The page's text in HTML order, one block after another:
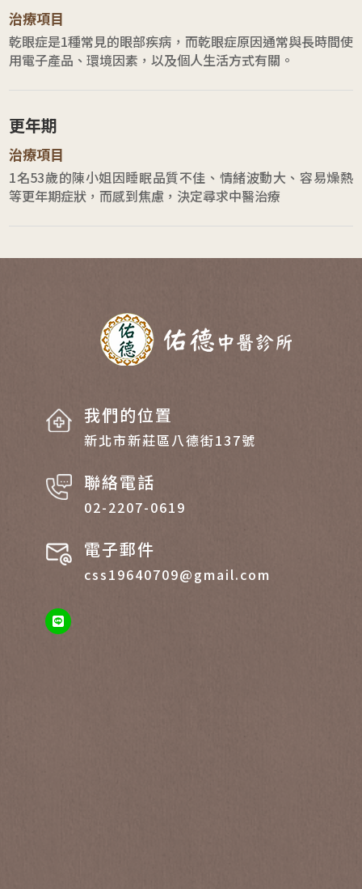
治療項目
乾眼症是1種常見的眼部疾病，而乾眼症原因通常與長時間使
用電子產品、環境因素，以及個人生活方式有關。
更年期
治療項目
1名53歲的陳小姐因睡眠品質不佳、情緒波動大、容易燥熱
等更年期症狀，而感到焦慮，決定尋求中醫治療
我們的位置
新北市新莊區八德街137號
聯絡電話
02-2207-0619
電子郵件
css19640709@gmail.com